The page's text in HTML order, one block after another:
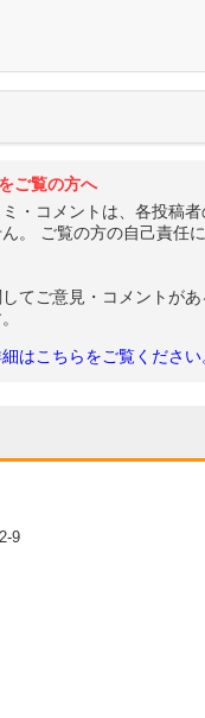
ご覧の方へ
・コメントは、各投稿
。 ご覧の方の自己責任
てご意見・コメントが
はこちらをご覧ください
9